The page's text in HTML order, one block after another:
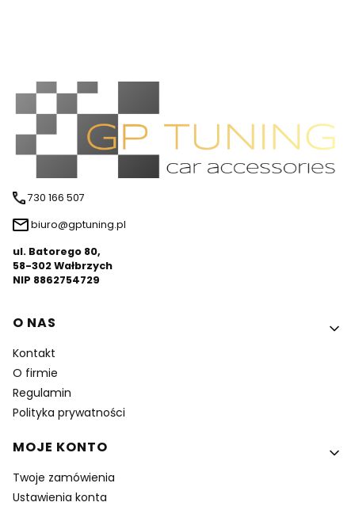
730 166 507
biuro@gptuning.pl
ul. Batorego 80,
58-302 Wałbrzych
NIP 8862754729
Linki w stopce
O NAS
Kontakt
O firmie
Regulamin
Polityka prywatności
MOJE KONTO
Twoje zamówienia
Ustawienia konta